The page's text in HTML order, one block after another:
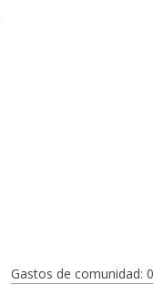
Gastos de comunidad: